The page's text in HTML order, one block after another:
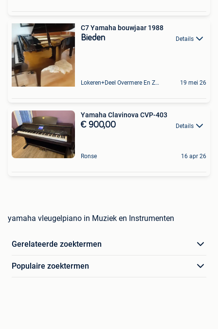
C7 Yamaha bouwjaar 1988
Bieden Details
Lokeren+Deel Overmere En Zele 19 mei 26
Yamaha Clavinova CVP-403
€ 900,00 Details
Ronse 16 apr 26
yamaha vleugelpiano in Muziek en Instrumenten
Gerelateerde zoektermen
Populaire zoektermen